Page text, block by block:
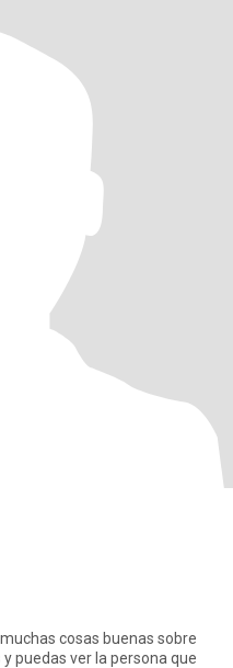
cosas buenas sobre
puedas ver la persona que